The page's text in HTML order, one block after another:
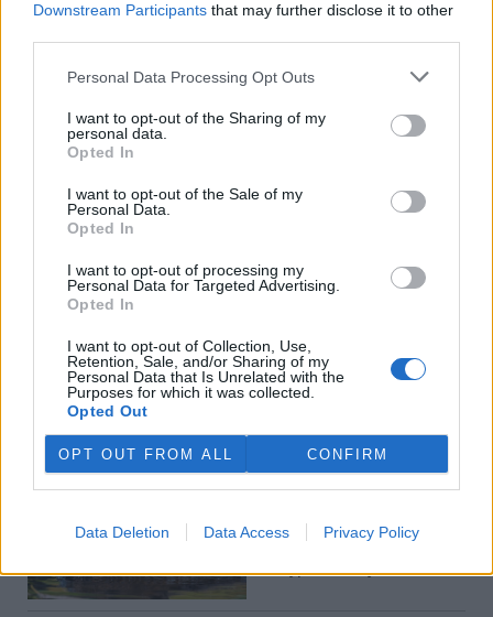
Downstream Participants that may further disclose it to other
Personal Data Processing Opt Outs
I want to opt-out of the Sharing of my
personal data.
Opted In
I want to opt-out of the Sale of my
Personal Data.
Opted In
I want to opt-out of processing my
Personal Data for Targeted Advertising.
Opted In
I want to opt-out of Collection, Use,
Retention, Sale, and/or Sharing of my
Personal Data that Is Unrelated with the
Purposes for which it was collected.
Opted Out
OPT OUT FROM ALL CONFIRM
Data Deletion Data Access Privacy Policy
Líbil se vám článek?Přispějte si na napsání dalšího .
Dále čtěte |
Rok hořců: Právě kvetou